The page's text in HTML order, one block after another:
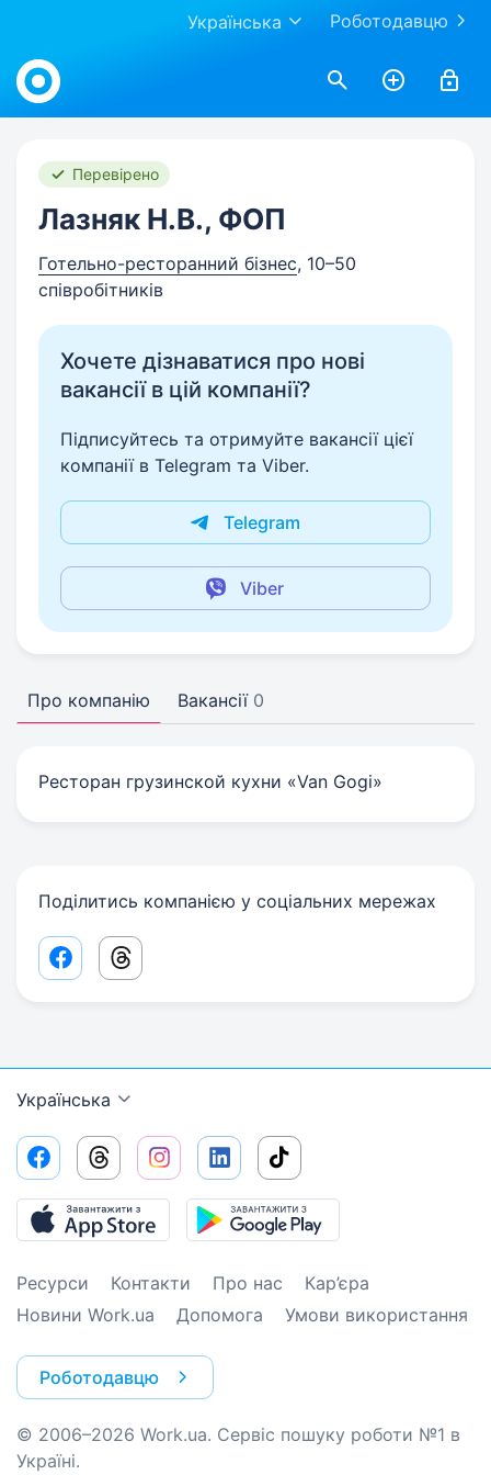
Роботодавцю
Українська
Work.ua
Перевірено
Лазняк Н.В., ФОП
Готельно-ресторанний бізнес, 10–50
співробітників
Хочете дізнаватися про нові
вакансії в цій компанії?
Підписуйтесь та отримуйте вакансії цієї
компанії в Telegram та Viber.
Telegram
Viber
Про компанію Вакансії 0
Ресторан грузинской кухни «Van Gogi»
Поділитись компанією у соціальних мережах
Facebook share link
Threads share link
Українська
Ресурси Контакти Про нас
Кар’єра
Новини Work.ua
Допомога Умови використання
Роботодавцю
© 2006–2026 Work.ua. Сервіс пошуку роботи №1 в
Україні.